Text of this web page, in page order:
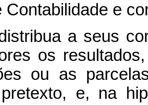
Contabilidade e
a seus
os
ou as
e, na